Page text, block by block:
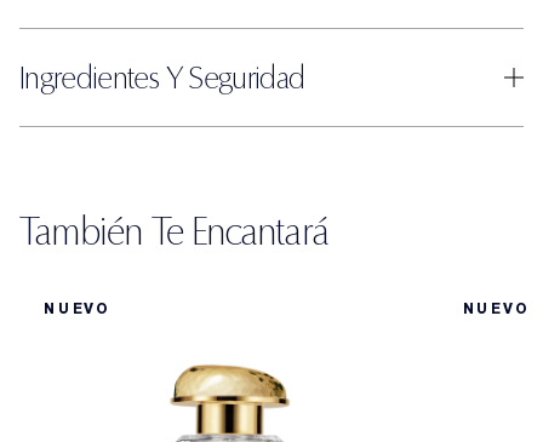
Ingredientes Y Seguridad
También Te Encantará
NUEVO NUEVO